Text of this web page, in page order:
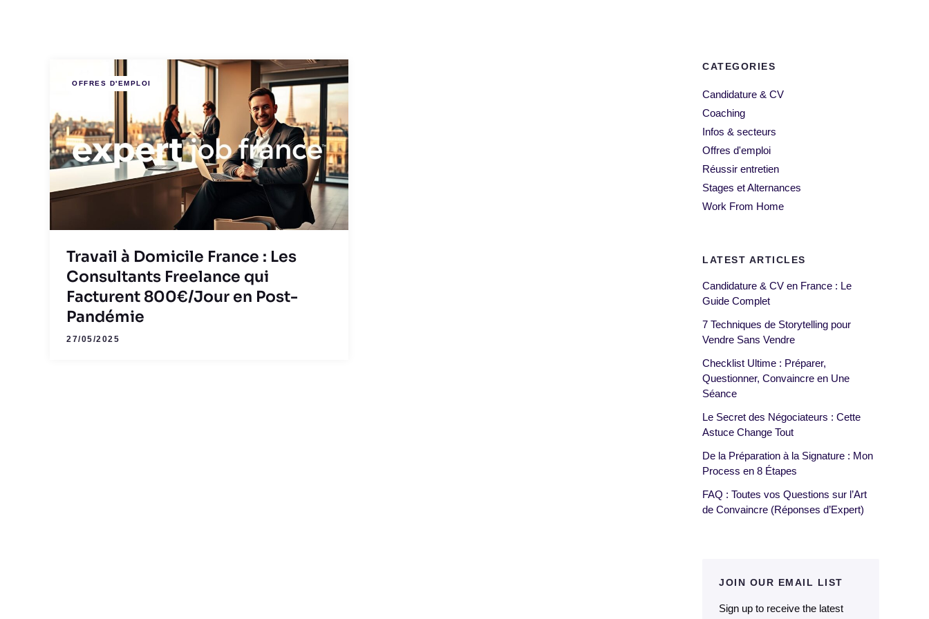
OFFRES D'EMPLOI
Travail à Domicile France : Les
Consultants Freelance qui
Facturent 800€/Jour en Post-
Pandémie
27/05/2025
CATEGORIES
Candidature & CV
Coaching
Infos & secteurs
Offres d'emploi
Réussir entretien
Stages et Alternances
Work From Home
LATEST ARTICLES
Candidature & CV en France : Le
Guide Complet
7 Techniques de Storytelling pour
Vendre Sans Vendre
Checklist Ultime : Préparer,
Questionner, Convaincre en Une
Séance
Le Secret des Négociateurs : Cette
Astuce Change Tout
De la Préparation à la Signature : Mon
Process en 8 Étapes
FAQ : Toutes vos Questions sur l’Art
de Convaincre (Réponses d’Expert)
JOIN OUR EMAIL LIST
Sign up to receive the latest